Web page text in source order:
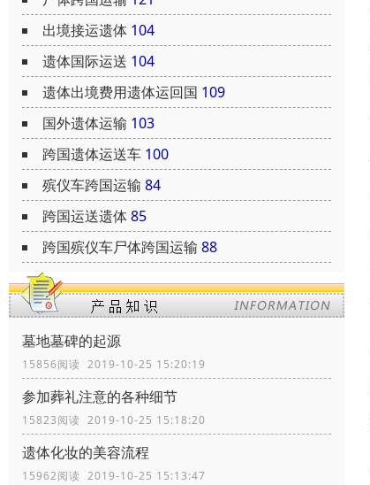
出境接运遗体 104
遗体国际运送 104
遗体出境费用遗体运回国 109
国外遗体运输 103
跨国遗体运送车 100
殡仪车跨国运输 84
跨国运送遗体85
跨国殡仪车尸体跨国运输 88
墓地墓碑的起源
15856阅读 2019-10-25 15:20:19
参加葬礼注意的各种细节
15823阅读 2019-10-25 15:18:20
遗体化妆的美容流程
15962阅读 2019-10-25 15:13:47